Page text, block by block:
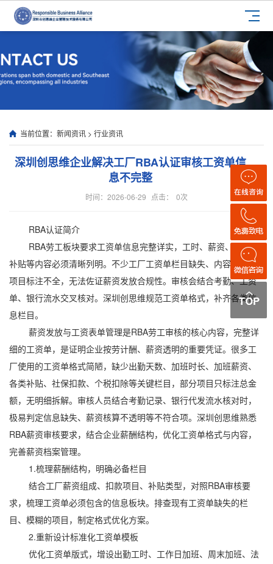
当前位置： 新闻资讯 > 行业资讯
深圳创思维企业解决工厂RBA认证审核工资单信
息不完整
时间：2026-06-29 点击： 0次
RBA认证简介
RBA劳工板块要求工资单信息完整详实，工时、薪资、扣款、
补贴等内容必须清晰列明。不少工厂工资单栏目缺失、内容笼统、
项目标注不全，无法佐证薪资发放合规性。审核会结合考勤、工资
单、银行流水交叉核对。深圳创思维规范工资单格式，补齐各类信
息栏目。
薪资发放与工资表单管理是RBA劳工审核的核心内容，完整详
细的工资单，是证明企业按劳计酬、薪资透明的重要凭证。很多工
厂使用的工资单格式简陋，缺少出勤天数、加班时长、加班薪资、
各类补贴、社保扣款、个税扣除等关键栏目，部分项目只标注总金
额，无明细拆解。审核人员结合考勤记录、银行代发流水核对时，
极易判定信息缺失、薪资核算不透明等不符合项。深圳创思维熟悉
RBA薪资审核要求，结合企业薪酬结构，优化工资单格式与内容，
完善薪资档案管理。
1.梳理薪酬结构，明确必备栏目
结合工厂薪资组成、扣款项目、补贴类型，对照RBA审核要
求，梳理工资单必须包含的信息板块。排查现有工资单缺失的栏
目、模糊的项目，制定格式优化方案。
2.重新设计标准化工资单模板
优化工资单版式，增设出勤工时、工作日加班、周末加班、法